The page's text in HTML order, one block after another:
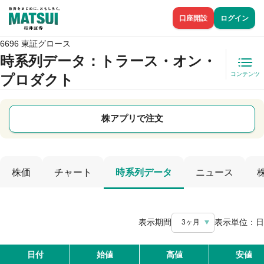
口座開設 ログイン
6696 東証グロース
時系列データ ：トラース・オン・
プロダクト
コンテンツ
株アプリで注文
株価 チャート 時系列データ ニュース
表示期間 3ヶ月 表示単位： 日
日付 始値 高値 安値